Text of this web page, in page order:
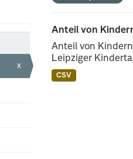
x
Anteil von
Anteil von
Leipziger
CSV